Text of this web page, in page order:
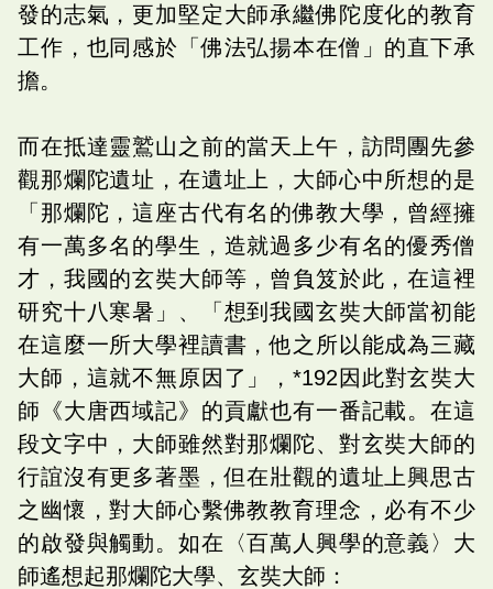
發的志氣，更加堅定大師承繼佛陀度化的教育
工作，也同感於「佛法弘揚本在僧」的直下承
擔。
而在抵達靈鷲山之前的當天上午，訪問團先參
觀那爛陀遺址，在遺址上，大師心中所想的是
「那爛陀，這座古代有名的佛教大學，曾經擁
有一萬多名的學生，造就過多少有名的優秀僧
才，我國的玄奘大師等，曾負笈於此，在這裡
研究十八寒暑」、「想到我國玄奘大師當初能
在這麼一所大學裡讀書，他之所以能成為三藏
大師，這就不無原因了」，*192因此對玄奘大
師《大唐西域記》的貢獻也有一番記載。在這
段文字中，大師雖然對那爛陀、對玄奘大師的
行誼沒有更多著墨，但在壯觀的遺址上興思古
之幽懷，對大師心繫佛教教育理念，必有不少
的啟發與觸動。如在〈百萬人興學的意義〉大
師遙想起那爛陀大學、玄奘大師：